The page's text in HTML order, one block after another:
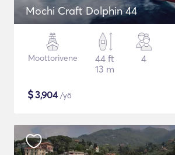
Mochi Craft Dolphin 44
Moottorivene
44 ft
13 m
4
$3,904/yö